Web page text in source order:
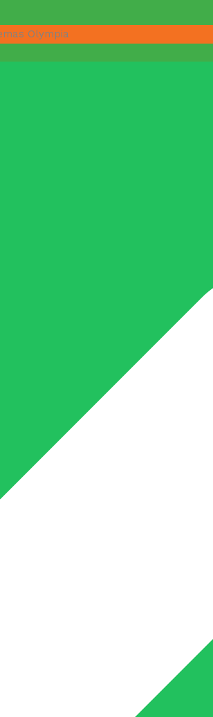
Olympia